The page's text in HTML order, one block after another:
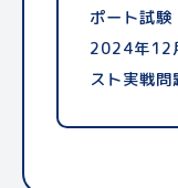
ポート試験
2024年12
スト実戦問